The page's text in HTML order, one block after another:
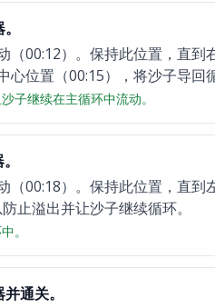
（00:12）。保持此位置，直到
位置（00:15），将沙子导回
子继续在主循环中流动。
（00:18）。保持此位置，直
止溢出并让沙子继续循环。
。
通关。